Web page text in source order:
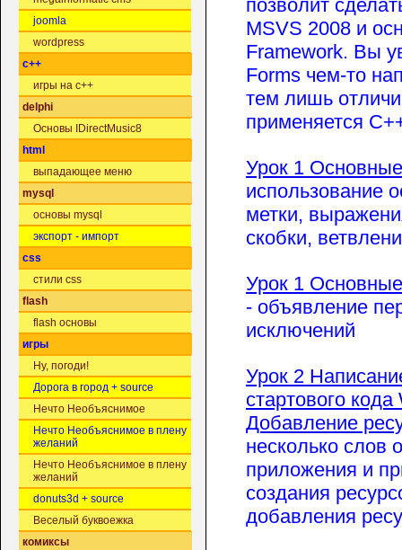
joomla
wordpress
c++
игры на c++
delphi
Основы IDirectMusic8
html
выпадающее меню
mysql
основы mysql
экспорт - импорт
css
стили css
flash
flash основы
игры
Ну, погоди!
Дорога в город + source
Нечто Необъяснимое
Нечто Необъяснимое в плену
желаний
Нечто Необъяснимое в плену
желаний
donuts3d + source
Веселый буквоежка
комиксы
позволит
MSVS 2008 и
Framework. Вы
Forms чем-то
тем лишь
применяется
Урок 1
использование
метки,
скобки,
Урок 1
- объявление
исключений
Урок 2
стартового
Добавление
несколько слов
приложения и
создания
добавления